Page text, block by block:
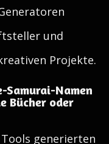
und
Projekte.
Samurai-Namen
Bücher oder
generierten